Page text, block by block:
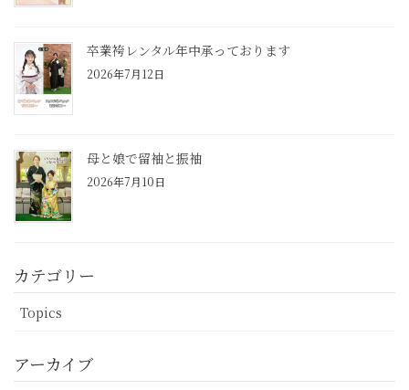
卒業袴レンタル年中承っております
2026年7月12日
母と娘で留袖と振袖
2026年7月10日
カテゴリー
Topics
アーカイブ